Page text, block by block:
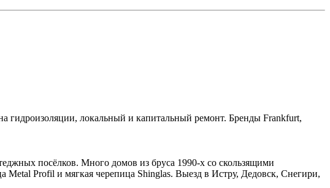
гидроизоляции, локальный и капитальный ремонт. Бренды Frankfurt,
посёлков. Много домов из бруса 1990-х со скользящими
Profil и мягкая черепица Shinglas. Выезд в Истру, Дедовск, Снегири,